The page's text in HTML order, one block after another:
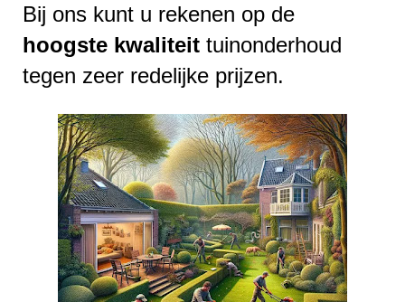
Bij ons kunt u rekenen op de
hoogste kwaliteit tuinonderhoud
tegen zeer redelijke prijzen.